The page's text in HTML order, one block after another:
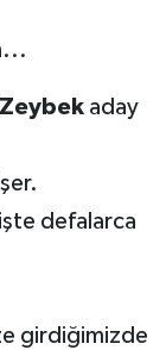
aday
defalarca
girdiğimizde